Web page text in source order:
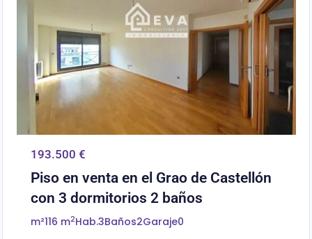
193.500 €
Piso en venta en el Grao de Castellón
con 3 dormitorios 2 baños
m²116 m2Hab.3Baños2Garaje0